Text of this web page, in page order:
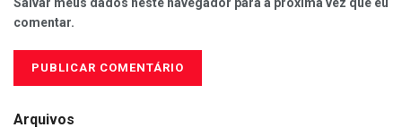
comentar.
Arquivos